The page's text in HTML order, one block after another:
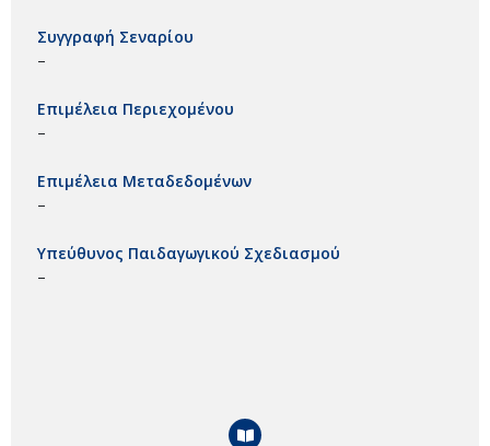
Συγγραφή Σεναρίου
–
Επιμέλεια Περιεχομένου
–
Επιμέλεια Μεταδεδομένων
–
Υπεύθυνος Παιδαγωγικού Σχεδιασμού
–